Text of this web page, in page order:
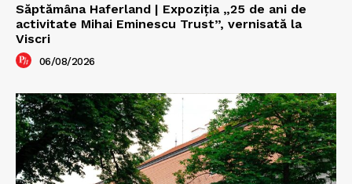
Săptămâna Haferland | Expoziţia „25 de ani de
activitate Mihai Eminescu Trust”, vernisată la
Viscri
06/08/2026